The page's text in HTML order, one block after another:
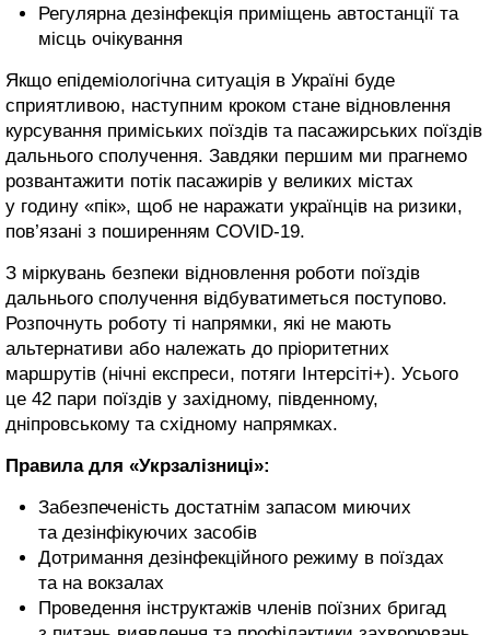
Регулярна дезінфекція приміщень автостанції та
місць очікування
Якщо епідеміологічна ситуація в Україні буде
сприятливою, наступним кроком стане відновлення
курсування приміських поїздів та пасажирських поїздів
дальнього сполучення. Завдяки першим ми прагнемо
розвантажити потік пасажирів у великих містах
у годину «пік», щоб не наражати українців на ризики,
пов’язані з поширенням COVID-19.
З міркувань безпеки відновлення роботи поїздів
дальнього сполучення відбуватиметься поступово.
Розпочнуть роботу ті напрямки, які не мають
альтернативи або належать до пріоритетних
маршрутів (нічні експреси, потяги Інтерсіті+). Усього
це 42 пари поїздів у західному, південному,
дніпровському та східному напрямках.
Правила для «Укрзалізниці»:
Забезпеченість достатнім запасом миючих
та дезінфікуючих засобів
Дотримання дезінфекційного режиму в поїздах
та на вокзалах
Проведення інструктажів членів поїзних бригад